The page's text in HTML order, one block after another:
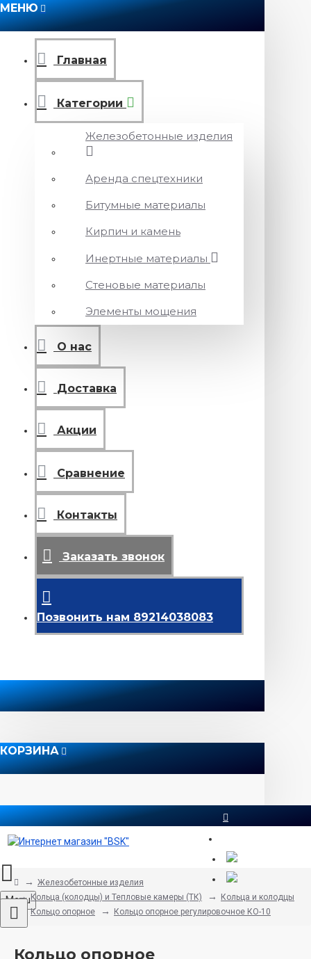
МЕНЮ
Главная
Категории
Железобетонные изделия
Аренда спецтехники
Битумные материалы
Кирпич и камень
Инертные материалы
Стеновые материалы
Элементы мощения
О нас
Доставка
Акции
Сравнение
Контакты
Заказать звонок
Позвонить нам 89214038083
КОРЗИНА
Menu
Железобетонные изделия
Кольца (колодцы) и Тепловые камеры (ТК)
Кольца и колодцы
Кольцо опорное
Кольцо опорное регулировочное КО-10
Кольцо опорное